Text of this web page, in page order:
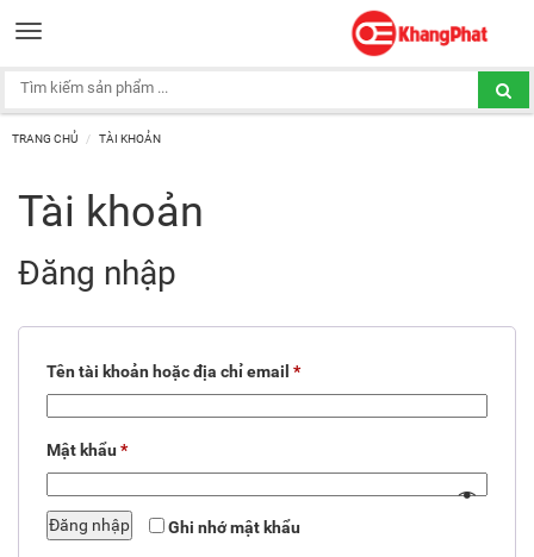
Toggle
TRANG CHỦ TÀI KHOẢN
Tài khoản
Đăng nhập
Tên tài khoản hoặc địa chỉ email *Bắt
Mật khẩu *Bắt
Ghi nhớ mật khẩu
Đăng nhập